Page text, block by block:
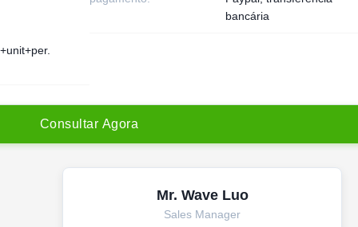
bancária
Consu tar Agora
Mr. Wave Luo
Sales Manager